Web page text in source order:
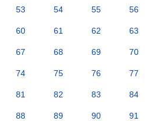
53 54 55 56
60 61 62 63
67 68 69 70
74 75 76 77
81 82 83 84
88 89 90 91